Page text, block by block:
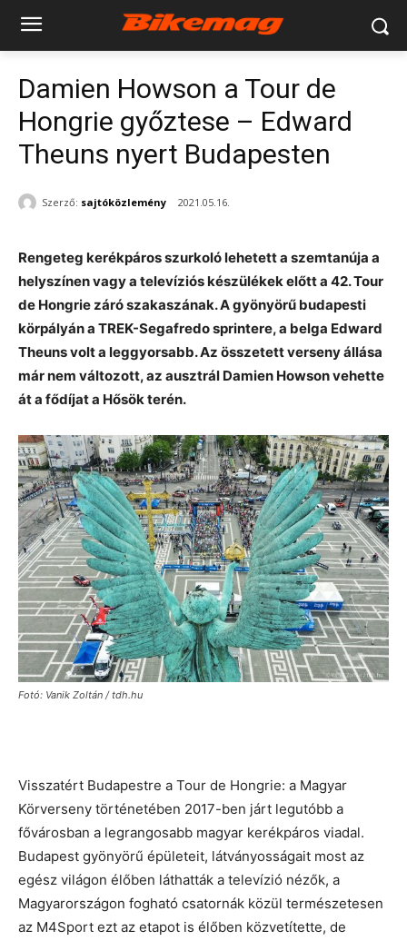
Damien Howson a Tour de
Hongrie győztese – Edward
Theuns nyert Budapesten
Szerző: sajtóközlemény 2021.05.16.
Rengeteg kerékpáros szurkoló lehetett a szemtanúja a
helyszínen vagy a televíziós készülékek előtt a 42. Tour
de Hongrie záró szakaszának. A gyönyörű budapesti
körpályán a TREK-Segafredo sprintere, a belga Edward
Theuns volt a leggyorsabb. Az összetett verseny állása
már nem változott, az ausztrál Damien Howson vehette
át a fődíjat a Hősök terén.
Fotó: Vanik Zoltán / tdh.hu
Visszatért Budapestre a Tour de Hongrie: a Magyar
Körverseny történetében 2017-ben járt legutóbb a
fővárosban a legrangosabb magyar kerékpáros viadal.
Budapest gyönyörű épületeit, látványosságait most az
egész világon élőben láthatták a televízió nézők, a
Magyarországon fogható csatornák közül természetesen
az M4Sport ezt az etapot is élőben közvetítette, de